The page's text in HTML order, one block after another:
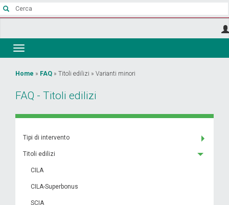
Salta
Toggle
navigation
Tu
sei
Home » FAQ » Titoli edilizi » Varianti minori
FAQ - Titoli edilizi
Tipi di intervento
Titoli edilizi
CILA
CILA-Superbonus
SCIA